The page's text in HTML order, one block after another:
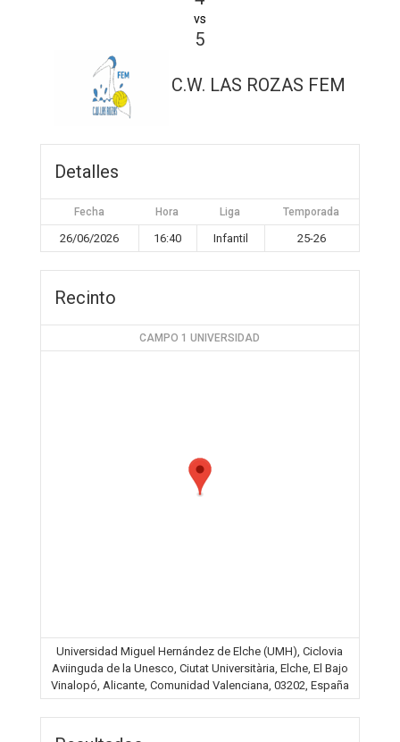
vs
5
C.W. LAS ROZAS FEM
Detalles
Fecha Hora Liga Temporada
26/06/2026 16:40 Infantil 25-26
Recinto
CAMPO 1 UNIVERSIDAD
Universidad Miguel Hernández de Elche (UMH), Ciclovia
Aviinguda de la Unesco, Ciutat Universitària, Elche, El Bajo
Vinalopó, Alicante, Comunidad Valenciana, 03202, España